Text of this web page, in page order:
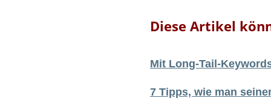
Diese Artikel
Mit Long-Tail-
7 Tipps, wie man